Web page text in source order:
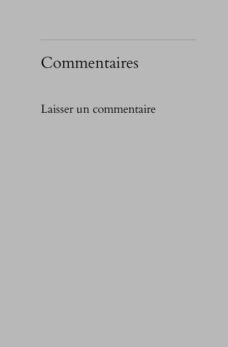
Commentaires
Laisser un commentaire